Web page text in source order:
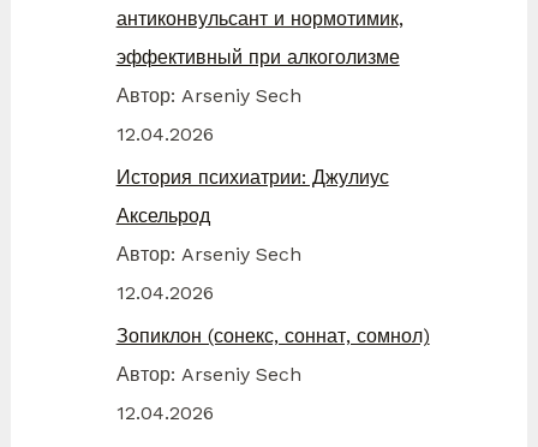
антиконвульсант и нормотимик,
эффективный при алкоголизме
Автор: Arseniy Sech
12.04.2026
История психиатрии: Джулиус
Аксельрод
Автор: Arseniy Sech
12.04.2026
Зопиклон (сонекс, соннат, сомнол)
Автор: Arseniy Sech
12.04.2026